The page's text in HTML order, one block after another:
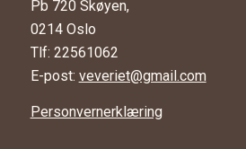
Pb 720 Skøyen,
0214 Oslo
Tlf: 22561062
E-post: veveriet@gmail.com
Personvernerklæring